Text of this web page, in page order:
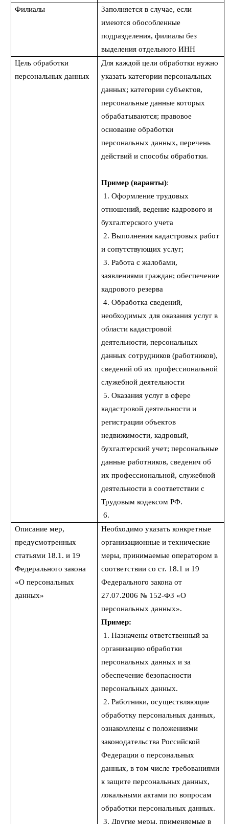
Филиалы
Заполняется в случае, если
имеются обособленные
подразделения, филиалы без
выделения отдельного ИНН
Цель обработки
персональных данных
Для каждой цели обработки нужно
указать категории персональных
данных; категории субъектов,
персональные данные которых
обрабатываются; правовое
основание обработки
персональных данных, перечень
действий и способы обработки.
Пример (варанты):
1. Оформление трудовых
отношений, ведение кадрового и
бухгалтерского учета
2. Выполнения кадастровых работ
и сопутствующих услуг;
3. Работа с жалобами,
заявлениями граждан; обеспечение
кадрового резерва
4. Обработка сведений,
необходимых для оказания услуг в
области кадастровой
деятельности, персональных
данных сотрудников (работников),
сведений об их профессиональной
служебной деятельности
5. Оказания услуг в сфере
кадастровой деятельности и
регистрации объектов
недвижимости, кадровый,
бухгалтерский учет; персональные
данные работников, сведенич об
их профессиональной, служебной
деятельности в соответствии с
Трудовым кодексом РФ.
6.
Описание мер,
предусмотренных
статьями 18.1. и 19
Федерального закона
«О персональных
данных»
Необходимо указать конкретные
организационные и технические
меры, принимаемые оператором в
соответствии со ст. 18.1 и 19
Федерального закона от
27.07.2006 № 152-ФЗ «О
персональных данных».
Пример:
1. Назначены ответственный за
организацию обработки
персональных данных и за
обеспечение безопасности
персональных данных.
2. Работники, осуществляющие
обработку персональных данных,
ознакомлены с положениями
законодательства Российской
Федерации о персональных
данных, в том числе требованиями
к защите персональных данных,
локальными актами по вопросам
обработки персональных данных.
3. Другие меры, применяемые в